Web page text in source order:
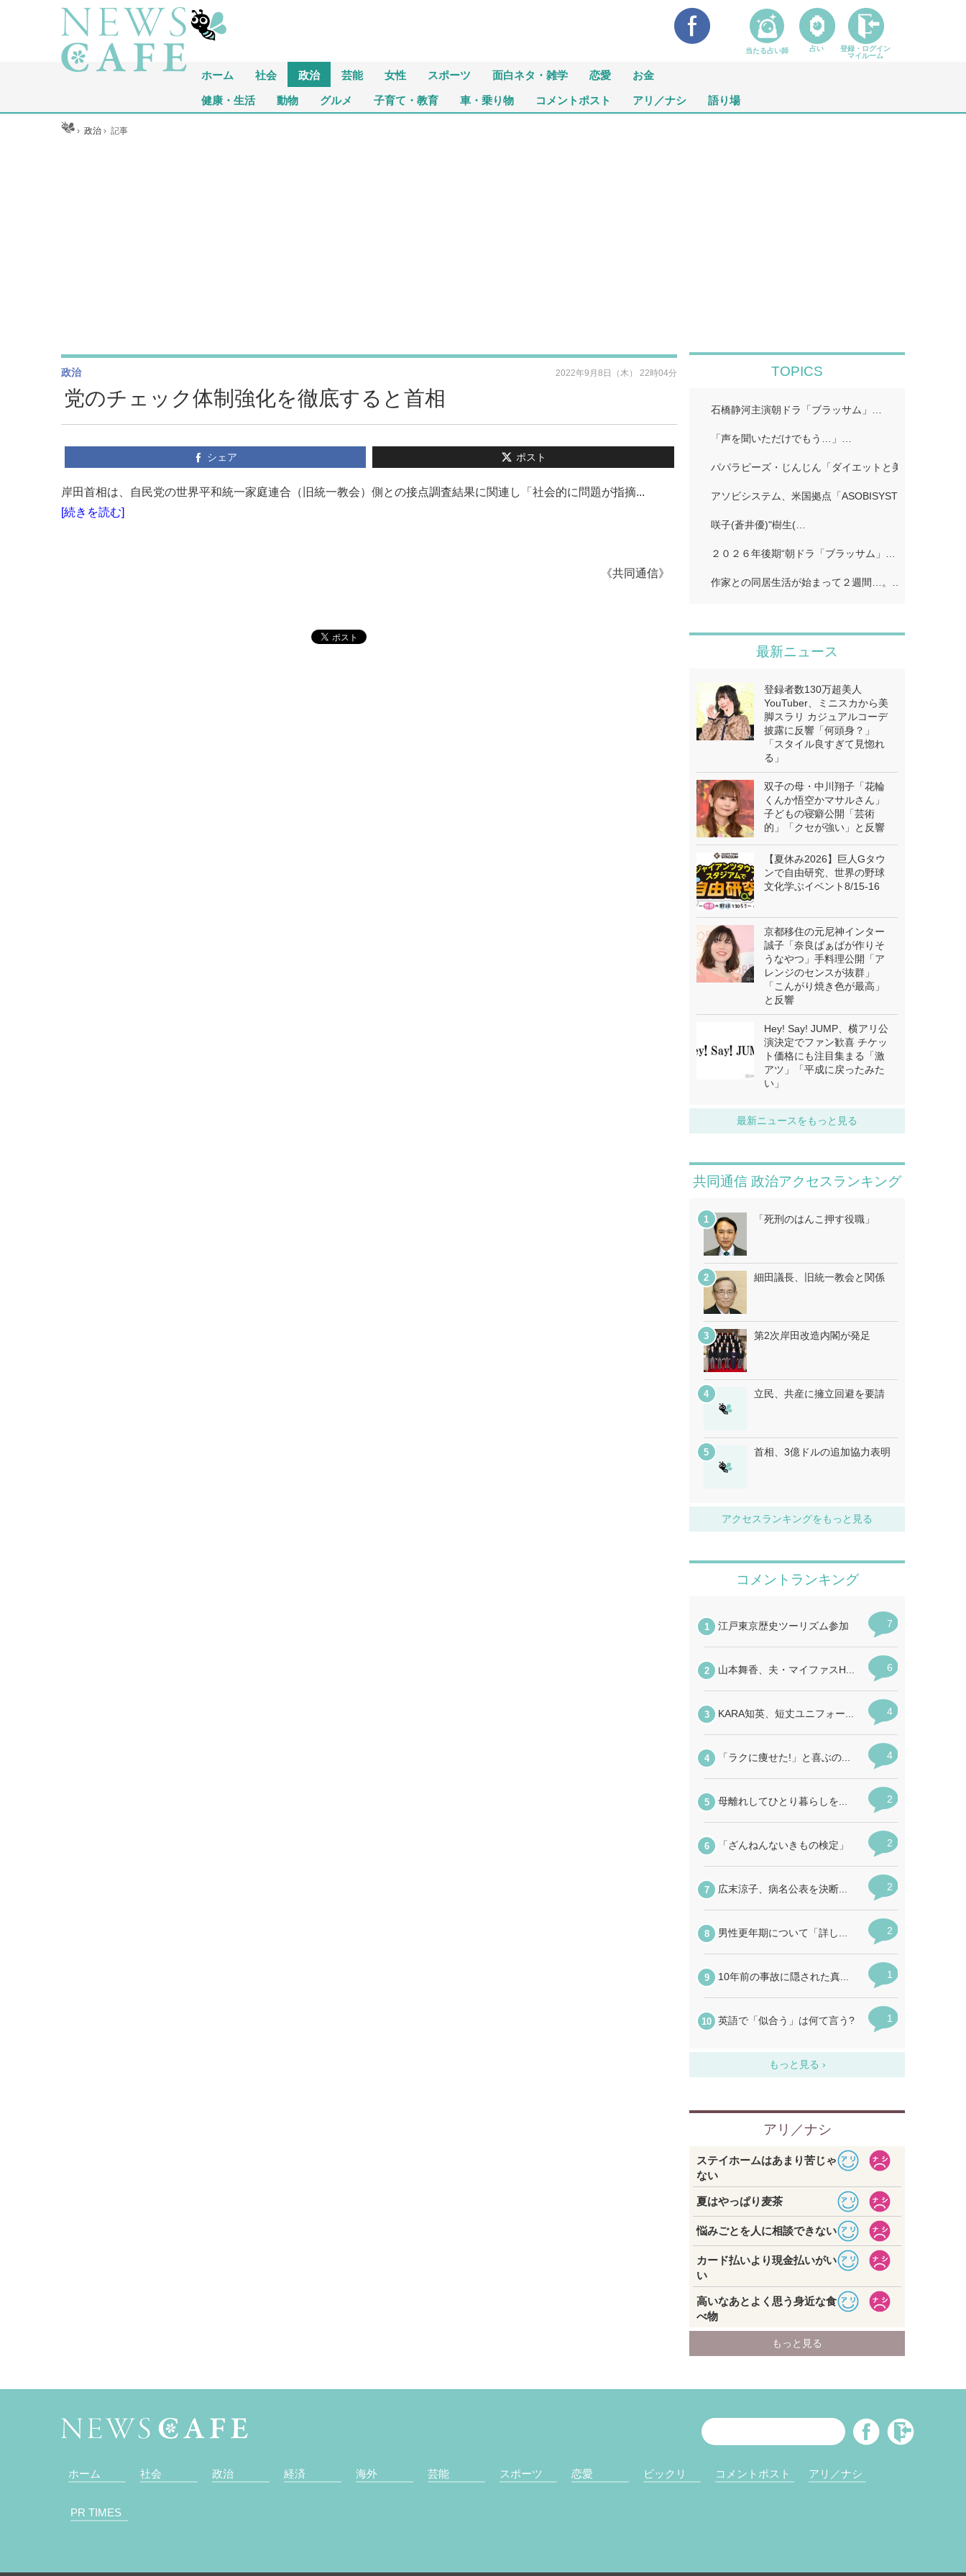
ホーム 社会 政治 芸能 女性 スポーツ 面白ネタ・雑学 恋愛 お金
健康・生活 動物 グルメ 子育て・教育 車・乗り物 コメントポスト アリ／ナシ 語り場
ホーム ›政治 ›記事
党のチェック体制強化を徹底すると首相
政治 2022年9月8日（木） 22時04分
シェア ポスト
岸田首相は、自民党の世界平和統一家庭連合（旧統一教会）側との接点調査結果に関連し「社会的に問題が指摘...
[続きを読む]
《共同通信》
TOPICS
石橋静河主演朝ドラ「ブラッサム」…
「声を聞いただけでもう…」…
パパラピーズ・じんじん「ダイエットと美肌に超良い
アソビシステム、米国拠点「ASOBISYSTEM USA」…
咲子(蒼井優)"樹生(…
２０２６年後期“朝ドラ「ブラッサム」…
作家との同居生活が始まって２週間…。…
最新ニュース
登録者数130万超美人
YouTuber、ミニスカから美
脚スラリ カジュアルコーデ
披露に反響「何頭身？」
「スタイル良すぎて見惚れ
る」
双子の母・中川翔子「花輪
くんか悟空かマサルさん」
子どもの寝癖公開「芸術
的」「クセが強い」と反響
【夏休み2026】巨人Gタウ
ンで自由研究、世界の野球
文化学ぶイベント8/15-16
京都移住の元尼神インター
誠子「奈良ばぁばが作りそ
うなやつ」手料理公開「ア
レンジのセンスが抜群」
「こんがり焼き色が最高」
と反響
Hey! Say! JUMP、横アリ公
演決定でファン歓喜 チケッ
ト価格にも注目集まる「激
アツ」「平成に戻ったみた
い」
最新ニュースをもっと見る
共同通信 政治アクセスランキング
「死刑のはんこ押す役職」
細田議長、旧統一教会と関係
第2次岸田改造内閣が発足
立民、共産に擁立回避を要請
首相、3億ドルの追加協力表明
アクセスランキングをもっと見る
ホーム 社会 政治 経済 海外 芸能 スポーツ 恋愛 ビックリ コメントポスト アリ／ナシ
PR TIMES
当たる占い師 占い
登録・ログイン
マイルーム